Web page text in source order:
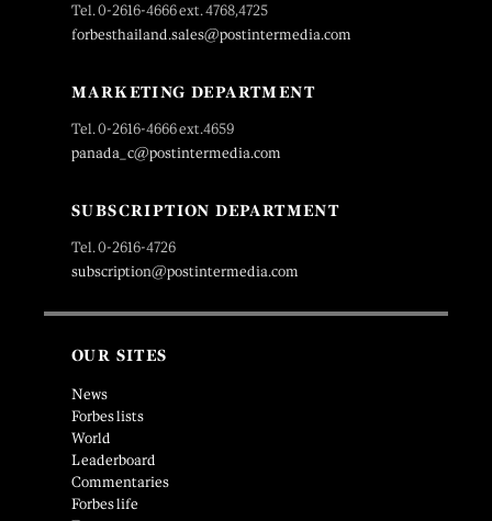
Tel. 0-2616-4666 ext. 4768,4725
forbesthailand.sales@postintermedia.com
MARKETING DEPARTMENT
Tel. 0-2616-4666 ext.4659
panada_c@postintermedia.com
SUBSCRIPTION DEPARTMENT
Tel. 0-2616-4726
subscription@postintermedia.com
OUR SITES
News
Forbes lists
World
Leaderboard
Commentaries
Forbes life